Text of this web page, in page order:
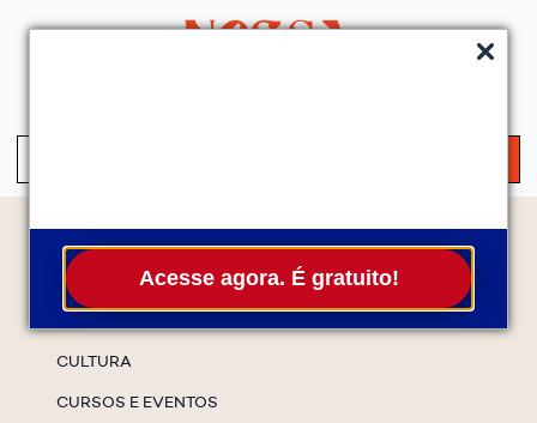
Acesse agora. É gratuito!
Temas
CULTURA
CURSOS E EVENTOS